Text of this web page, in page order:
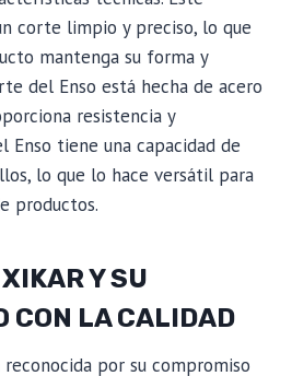
corte limpio y preciso, lo que
mantenga su forma y
del Enso está hecha de acero
resistencia y
Enso tiene una capacidad de
lo que lo hace versátil para
productos.
Y SU
CON LA CALIDAD
por su compromiso